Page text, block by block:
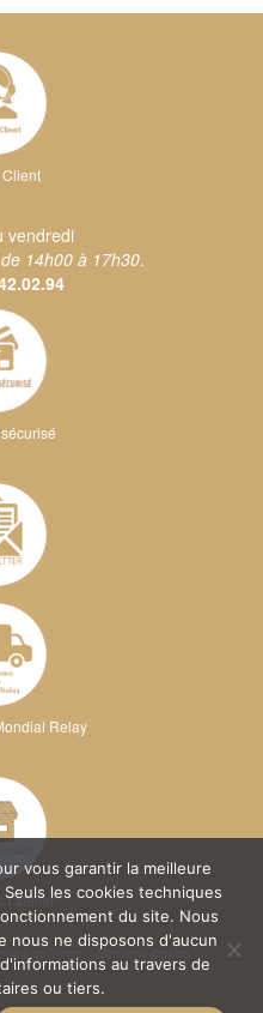
vendredi
14h00 à 17h30.
Relay
l'atelier
de Vente
Mentions légales
vous garantir la meilleure
les cookies techniques
du site. Nous
nous ne disposons d'aucun
au travers de
ou tiers.